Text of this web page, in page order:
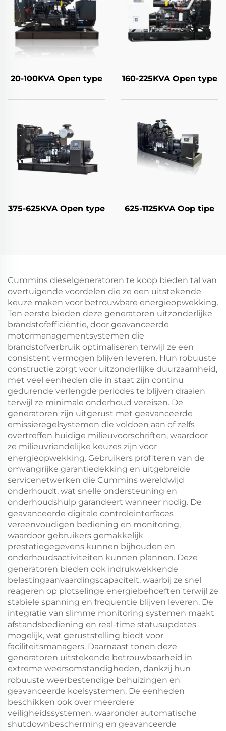
20-100KVA Open type 160-225KVA Open type
375-625KVA Open type 625-1125KVA Oop tipe
Cummins dieselgeneratoren te koop bieden tal van
overtuigende voordelen die ze een uitstekende
keuze maken voor betrouwbare energieopwekking.
Ten eerste bieden deze generatoren uitzonderlijke
brandstofefficiëntie, door geavanceerde
motormanagementsystemen die
brandstofverbruik optimaliseren terwijl ze een
consistent vermogen blijven leveren. Hun robuuste
constructie zorgt voor uitzonderlijke duurzaamheid,
met veel eenheden die in staat zijn continu
gedurende verlengde periodes te blijven draaien
terwijl ze minimale onderhoud vereisen. De
generatoren zijn uitgerust met geavanceerde
emissieregelsystemen die voldoen aan of zelfs
overtreffen huidige milieuvoorschriften, waardoor
ze milieuvriendelijke keuzes zijn voor
energieopwekking. Gebruikers profiteren van de
omvangrijke garantiedekking en uitgebreide
servicenetwerken die Cummins wereldwijd
onderhoudt, wat snelle ondersteuning en
onderhoudshulp garandeert wanneer nodig. De
geavanceerde digitale controleinterfaces
vereenvoudigen bediening en monitoring,
waardoor gebruikers gemakkelijk
prestatiegegevens kunnen bijhouden en
onderhoudsactiviteiten kunnen plannen. Deze
generatoren bieden ook indrukwekkende
belastingaanvaardingscapaciteit, waarbij ze snel
reageren op plotselinge energiebehoeften terwijl ze
stabiele spanning en frequentie blijven leveren. De
integratie van slimme monitoring systemen maakt
afstandsbediening en real-time statusupdates
mogelijk, wat geruststelling biedt voor
faciliteitsmanagers. Daarnaast tonen deze
generatoren uitstekende betrouwbaarheid in
extreme weersomstandigheden, dankzij hun
robuuste weerbestendige behuizingen en
geavanceerde koelsystemen. De eenheden
beschikken ook over meerdere
veiligheidssystemen, waaronder automatische
shutdownbescherming en geavanceerde